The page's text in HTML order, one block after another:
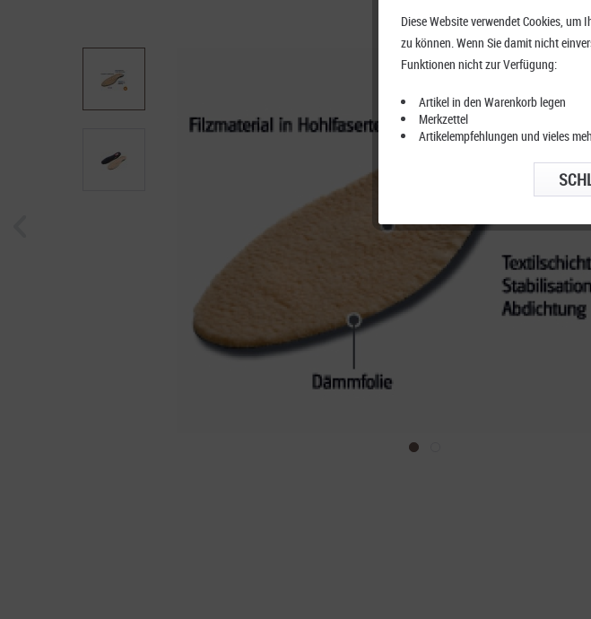
Diese Website verwendet Cookies,
zu können. Wenn Sie damit nicht
Funktionen nicht zur Verfügung:
Artikel in den Warenkorb legen
Merkzettel
Artikelempfehlungen und vieles